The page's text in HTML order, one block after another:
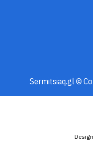
Sermitsiaq.gl ©
Design